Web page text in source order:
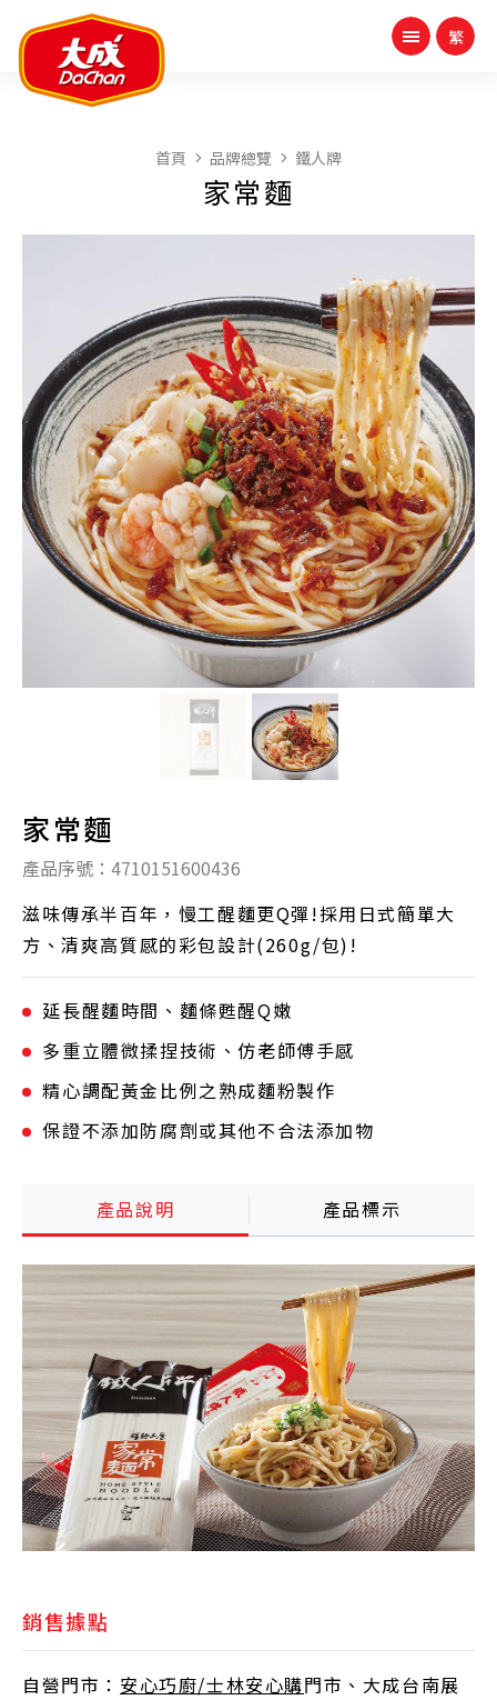
首頁 品牌總覽 鐵人牌
家常麵
家常麵
產品序號：4710151600436
滋味傳承半百年，慢工醒麵更Q彈!採用日式簡單大
方、清爽高質感的彩包設計(260g/包)!
延長醒麵時間、麵條甦醒Q嫩
多重立體微揉捏技術、仿老師傅手感
精心調配黃金比例之熟成麵粉製作
保證不添加防腐劑或其他不合法添加物
產品說明 產品標示
銷售據點
自營門市： 安心巧廚/士林安心購門市、大成台南展